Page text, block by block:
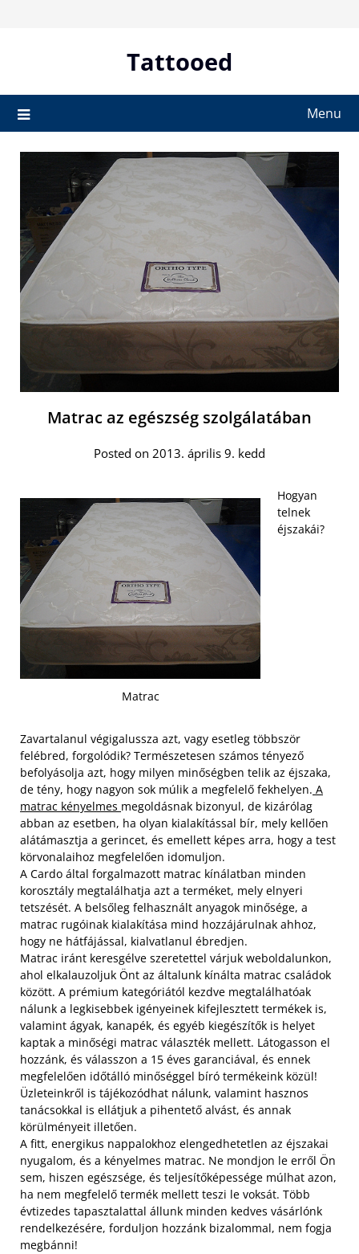
Tattooed
Menu
Matrac az egészség szolgálatában
Posted on 2013. április 9. kedd
Matrac
Hogyan
telnek
éjszakái?
Zavartalanul végigalussza azt, vagy esetleg többször
felébred, forgolódik? Természetesen számos tényező
befolyásolja azt, hogy milyen minőségben telik az éjszaka,
de tény, hogy nagyon sok múlik a megfelelő fekhelyen. A
matrac kényelmes megoldásnak bizonyul, de kizárólag
abban az esetben, ha olyan kialakítással bír, mely kellően
alátámasztja a gerincet, és emellett képes arra, hogy a test
körvonalaihoz megfelelően idomuljon.
A Cardo által forgalmazott matrac kínálatban minden
korosztály megtalálhatja azt a terméket, mely elnyeri
tetszését. A belsőleg felhasznált anyagok minősége, a
matrac rugóinak kialakítása mind hozzájárulnak ahhoz,
hogy ne hátfájással, kialvatlanul ébredjen.
Matrac iránt keresgélve szeretettel várjuk weboldalunkon,
ahol elkalauzoljuk Önt az általunk kínálta matrac családok
között. A prémium kategóriától kezdve megtalálhatóak
nálunk a legkisebbek igényeinek kifejlesztett termékek is,
valamint ágyak, kanapék, és egyéb kiegészítők is helyet
kaptak a minőségi matrac választék mellett. Látogasson el
hozzánk, és válasszon a 15 éves garanciával, és ennek
megfelelően időtálló minőséggel bíró termékeink közül!
Üzleteinkről is tájékozódhat nálunk, valamint hasznos
tanácsokkal is ellátjuk a pihentető alvást, és annak
körülményeit illetően.
A fitt, energikus nappalokhoz elengedhetetlen az éjszakai
nyugalom, és a kényelmes matrac. Ne mondjon le erről Ön
sem, hiszen egészsége, és teljesítőképessége múlhat azon,
ha nem megfelelő termék mellett teszi le voksát. Több
évtizedes tapasztalattal állunk minden kedves vásárlónk
rendelkezésére, forduljon hozzánk bizalommal, nem fogja
megbánni!